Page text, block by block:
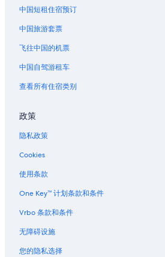
中国短租住宿预订
中国旅游套票
飞往中国的机票
中国自驾游租车
查看所有住宿类别
政策
隐私政策
Cookies
使用条款
One Key™ 计划条款和条件
Vrbo 条款和条件
无障碍设施
您的隐私选择